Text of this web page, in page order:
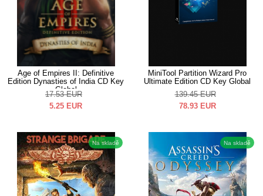
Age of Empires II: Definitive
Edition Dynasties of India CD Key
Global
17.53 EUR
5.25 EUR
MiniTool Partition Wizard Pro
Ultimate Edition CD Key Global
139.45 EUR
78.93 EUR
Na skladě Na skladě